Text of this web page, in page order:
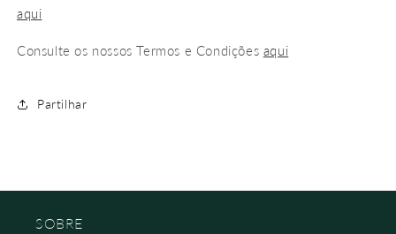
aqui
Consulte os nossos Termos e Condições aqui
Partilhar
SOBRE